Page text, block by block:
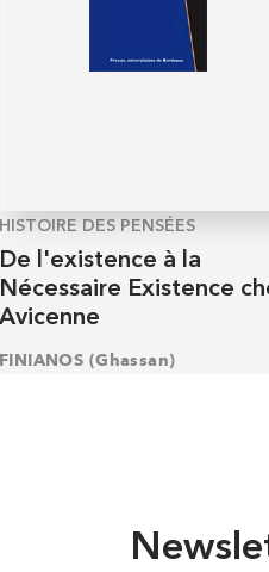
HISTOIRE DES PENSÉES
De l'existence à la
Nécessaire Existence
Avicenne
FINIANOS (Ghassan)